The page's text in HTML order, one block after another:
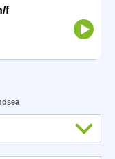
f